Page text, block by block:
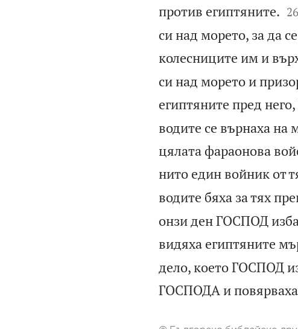
против египтяните.
26
си над морето, за да
колесниците им и
си над морето и
египтяните пред
водите се върнаха на
цялата фараонова
нито един войник от
водите бяха за тях
онзи ден ГОСПОД
видяха египтяните
дело, което ГОСПОД
ГОСПОДА и